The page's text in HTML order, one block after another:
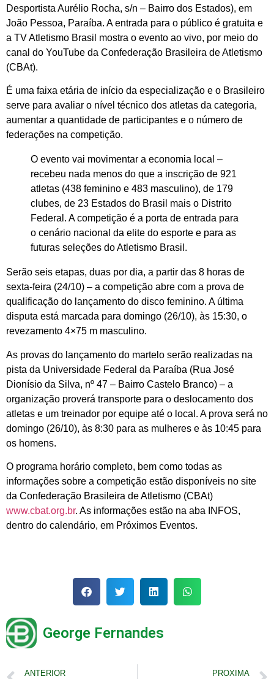
Desportista Aurélio Rocha, s/n – Bairro dos Estados), em
João Pessoa, Paraíba. A entrada para o público é gratuita e
a TV Atletismo Brasil mostra o evento ao vivo, por meio do
canal do YouTube da Confederação Brasileira de Atletismo
(CBAt).
É uma faixa etária de início da especialização e o Brasileiro
serve para avaliar o nível técnico dos atletas da categoria,
aumentar a quantidade de participantes e o número de
federações na competição.
O evento vai movimentar a economia local –
recebeu nada menos do que a inscrição de 921
atletas (438 feminino e 483 masculino), de 179
clubes, de 23 Estados do Brasil mais o Distrito
Federal. A competição é a porta de entrada para
o cenário nacional da elite do esporte e para as
futuras seleções do Atletismo Brasil.
Serão seis etapas, duas por dia, a partir das 8 horas de
sexta-feira (24/10) – a competição abre com a prova de
qualificação do lançamento do disco feminino. A última
disputa está marcada para domingo (26/10), às 15:30, o
revezamento 4×75 m masculino.
As provas do lançamento do martelo serão realizadas na
pista da Universidade Federal da Paraíba (Rua José
Dionísio da Silva, nº 47 – Bairro Castelo Branco) – a
organização proverá transporte para o deslocamento dos
atletas e um treinador por equipe até o local. A prova será no
domingo (26/10), às 8:30 para as mulheres e às 10:45 para
os homens.
O programa horário completo, bem como todas as
informações sobre a competição estão disponíveis no site
da Confederação Brasileira de Atletismo (CBAt)
www.cbat.org.br. As informações estão na aba INFOS,
dentro do calendário, em Próximos Eventos.
George Fernandes
ANTERIOR PROXIMA